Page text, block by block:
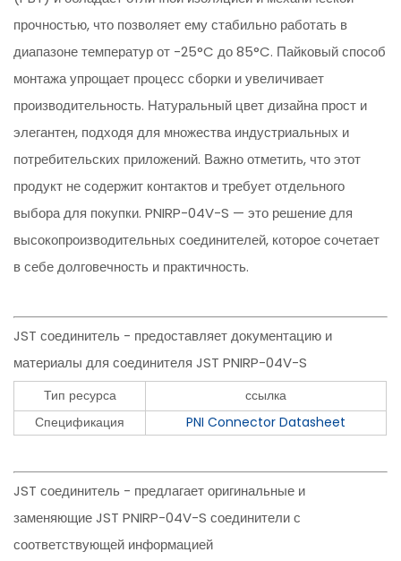
прочностью, что позволяет ему стабильно работать в
диапазоне температур от -25°C до 85°C. Пайковый способ
монтажа упрощает процесс сборки и увеличивает
производительность. Натуральный цвет дизайна прост и
элегантен, подходя для множества индустриальных и
потребительских приложений. Важно отметить, что этот
продукт не содержит контактов и требует отдельного
выбора для покупки. PNIRP-04V-S — это решение для
высокопроизводительных соединителей, которое сочетает
в себе долговечность и практичность.
JST соединитель - предоставляет документацию и
материалы для соединителя JST PNIRP-04V-S
Тип ресурса
ссылка
Спецификация
PNI Connector Datasheet
JST соединитель - предлагает оригинальные и
заменяющие JST PNIRP-04V-S соединители с
соответствующей информацией